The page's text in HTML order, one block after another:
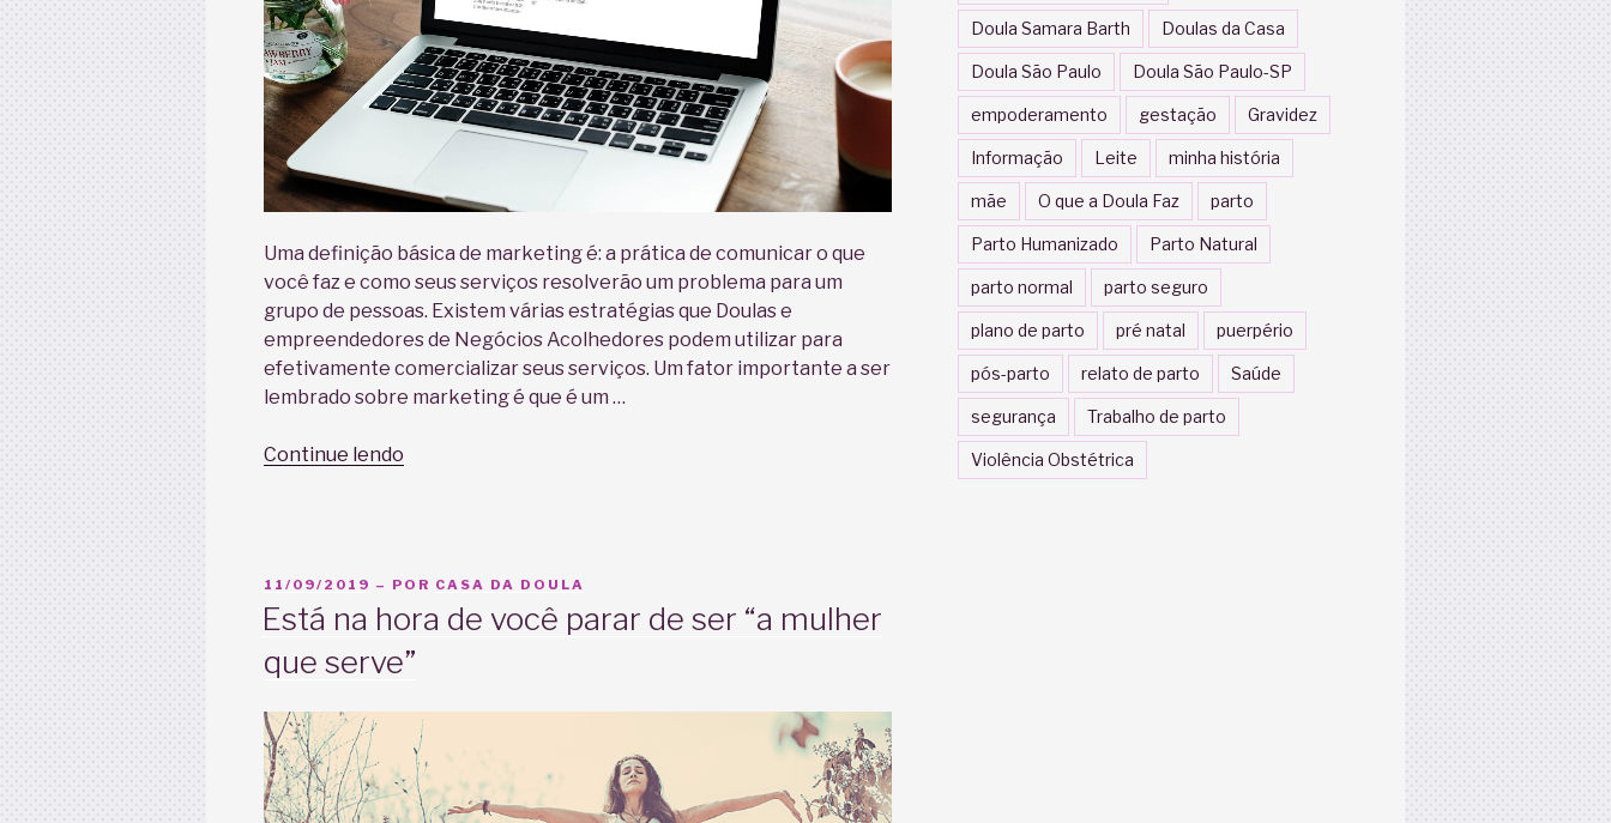
Uma definição básica de marketing é: a prática de comunicar o que
você faz e como seus serviços resolverão um problema para um
grupo de pessoas. Existem várias estratégias que Doulas e
empreendedores de Negócios Acolhedores podem utilizar para
efetivamente comercializar seus serviços. Um fator importante a ser
lembrado sobre marketing é que é um …
Continue lendo
PUBLICADO
11/09/2019 – POR CASA DA DOULA
Está na hora de você parar de ser “a mulher
que serve”
Doula Samara Barth Doulas da Casa
Doula São Paulo Doula São Paulo-SP
empoderamento gestação Gravidez
Informação Leite minha história
mãe O que a Doula Faz parto
Parto Humanizado Parto Natural
parto normal parto seguro
plano de parto pré natal puerpério
pós-parto relato de parto Saúde
segurança Trabalho de parto
Violência Obstétrica